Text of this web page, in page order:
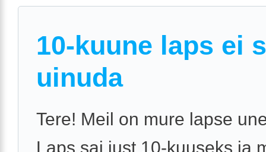
10-kuune laps ei
uinuda
Tere! Meil on mure lapse
Laps sai just 10-kuuseks ja